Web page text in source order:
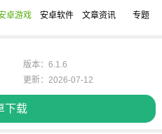
卓游戏 安卓软件 文章资讯 专题
下载
版本：6.1.6
更新：2026-07-12